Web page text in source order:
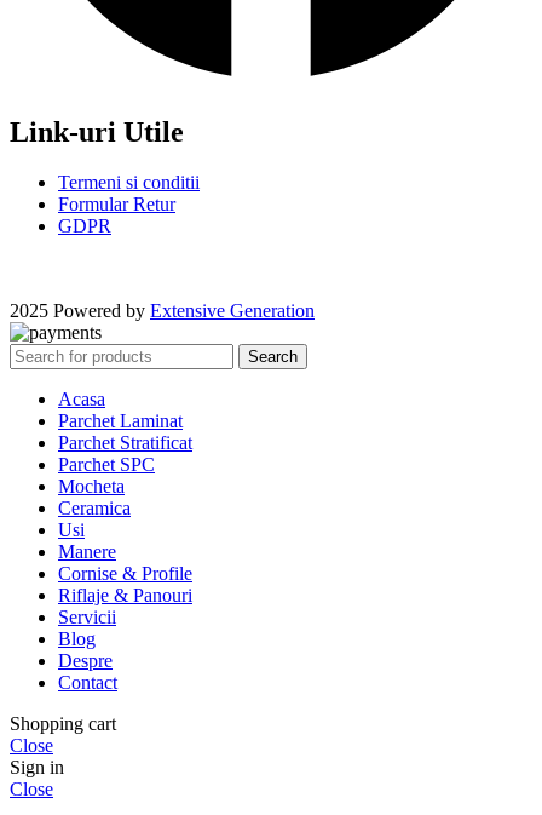
Link-uri Utile
Termeni si conditii
Formular Retur
GDPR
2025 Powered by Extensive Generation
Search
Acasa
Parchet Laminat
Parchet Stratificat
Parchet SPC
Mocheta
Ceramica
Usi
Manere
Cornise & Profile
Riflaje & Panouri
Servicii
Blog
Despre
Contact
Shopping cart
Close
Sign in
Close